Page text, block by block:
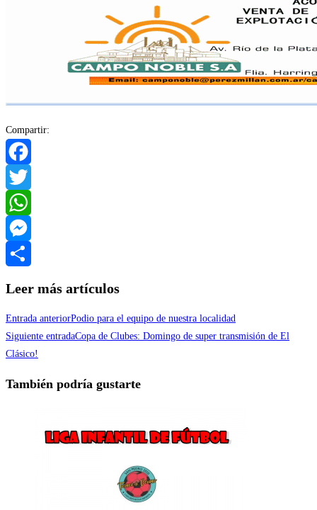
Compartir:
Facebook
Twitter
WhatsApp
Messenger
Leer más artículos
Entrada anteriorPodio para el equipo de nuestra localidad
Siguiente entradaCopa de Clubes: Domingo de super transmisión de El
Clásico!
También podría gustarte